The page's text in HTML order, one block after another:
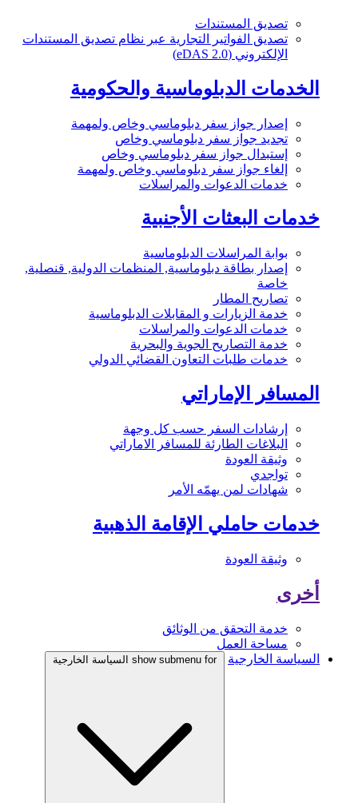
تصديق المستندات
تصديق الفواتير التجارية عبر نظام تصديق المستندات
الإلكتروني (eDAS 2.0)
الخدمات الدبلوماسية والحكومية
إصدار جواز سفر دبلوماسي وخاص ولمهمة
تجديد جواز سفر دبلوماسي وخاص
إستبدال جواز سفر دبلوماسي وخاص
إلغاء جواز سفر دبلوماسي وخاص ولمهمة
خدمات الدعوات والمراسلات
خدمات البعثات الأجنبية
بوابة المراسلات الدبلوماسية
إصدار بطاقة دبلوماسية, المنظمات الدولية, قنصلية,
خاصة
تصاريح المطار
خدمة الزيارات و المقابلات الدبلوماسية
خدمات الدعوات والمراسلات
خدمة التصاريح الجوية والبحرية
خدمات طلبات التعاون القضائي الدولي
المسافر الإماراتي
إرشادات السفر حسب كل وجهة
البلاغات الطارئة للمسافر الاماراتي
وثيقة العودة
تواجدي
شهادات لمن يهمّه الأمر
خدمات حاملي الإقامة الذهبية
وثيقة العودة
أخرى
خدمة التحقق من الوثائق
مساحة العمل
السياسة الخارجية
show submenu for السياسة الخارجية